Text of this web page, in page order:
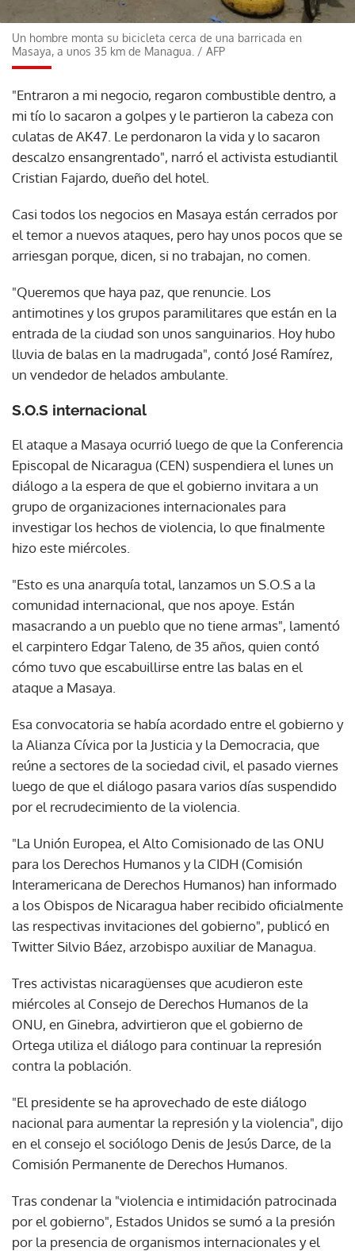
Un hombre monta su bicicleta cerca de una barricada en
Masaya, a unos 35 km de Managua. / AFP
"Entraron a mi negocio, regaron combustible dentro, a
mi tío lo sacaron a golpes y le partieron la cabeza con
culatas de AK47. Le perdonaron la vida y lo sacaron
descalzo ensangrentado", narró el activista estudiantil
Cristian Fajardo, dueño del hotel.
Casi todos los negocios en Masaya están cerrados por
el temor a nuevos ataques, pero hay unos pocos que se
arriesgan porque, dicen, si no trabajan, no comen.
"Queremos que haya paz, que renuncie. Los
antimotines y los grupos paramilitares que están en la
entrada de la ciudad son unos sanguinarios. Hoy hubo
lluvia de balas en la madrugada", contó José Ramírez,
un vendedor de helados ambulante.
S.O.S internacional
El ataque a Masaya ocurrió luego de que la Conferencia
Episcopal de Nicaragua (CEN) suspendiera el lunes un
diálogo a la espera de que el gobierno invitara a un
grupo de organizaciones internacionales para
investigar los hechos de violencia, lo que finalmente
hizo este miércoles.
"Esto es una anarquía total, lanzamos un S.O.S a la
comunidad internacional, que nos apoye. Están
masacrando a un pueblo que no tiene armas", lamentó
el carpintero Edgar Taleno, de 35 años, quien contó
cómo tuvo que escabuillirse entre las balas en el
ataque a Masaya.
Esa convocatoria se había acordado entre el gobierno y
la Alianza Cívica por la Justicia y la Democracia, que
reúne a sectores de la sociedad civil, el pasado viernes
luego de que el diálogo pasara varios días suspendido
por el recrudecimiento de la violencia.
"La Unión Europea, el Alto Comisionado de las ONU
para los Derechos Humanos y la CIDH (Comisión
Interamericana de Derechos Humanos) han informado
a los Obispos de Nicaragua haber recibido oficialmente
las respectivas invitaciones del gobierno", publicó en
Twitter Silvio Báez, arzobispo auxiliar de Managua.
Tres activistas nicaragüenses que acudieron este
miércoles al Consejo de Derechos Humanos de la
ONU, en Ginebra, advirtieron que el gobierno de
Ortega utiliza el diálogo para continuar la represión
contra la población.
"El presidente se ha aprovechado de este diálogo
nacional para aumentar la represión y la violencia", dijo
en el consejo el sociólogo Denis de Jesús Darce, de la
Comisión Permanente de Derechos Humanos.
Tras condenar la "violencia e intimidación patrocinada
por el gobierno", Estados Unidos se sumó a la presión
por la presencia de organismos internacionales y el